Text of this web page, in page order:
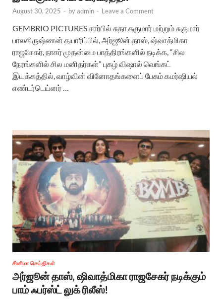
August 30, 2025 - byadmin - Leave a Comment
GEMBRIO PICTURES சார்பில் சுதா சுகுமார் மற்றும் சுகுமார்
பாலகிருஷ்ணன் தயாரிப்பில், அர்ஜூன் தாஸ், ஷ்வாத்மிகா
ராஜசேகர், நாசர் முதன்மை பாத்திரங்களில் நடிக்க, “சில
நேரங்களில் சில மனிதர்கள்” புகழ் விஷால் வெங்கட்
இயக்கத்தில், வாழ்வின் வினோதங்களைப் பேசும் கமர்ஷியல்
எண்டர்டெய்னர் …
சினிமா செய்திகள்
அர்ஜூன் தாஸ், ஷிவாத்மிகா ராஜசேகர் நடிக்கும்
பாம் ஃபர்ஸ்ட் லுக் ரிலீஸ்!